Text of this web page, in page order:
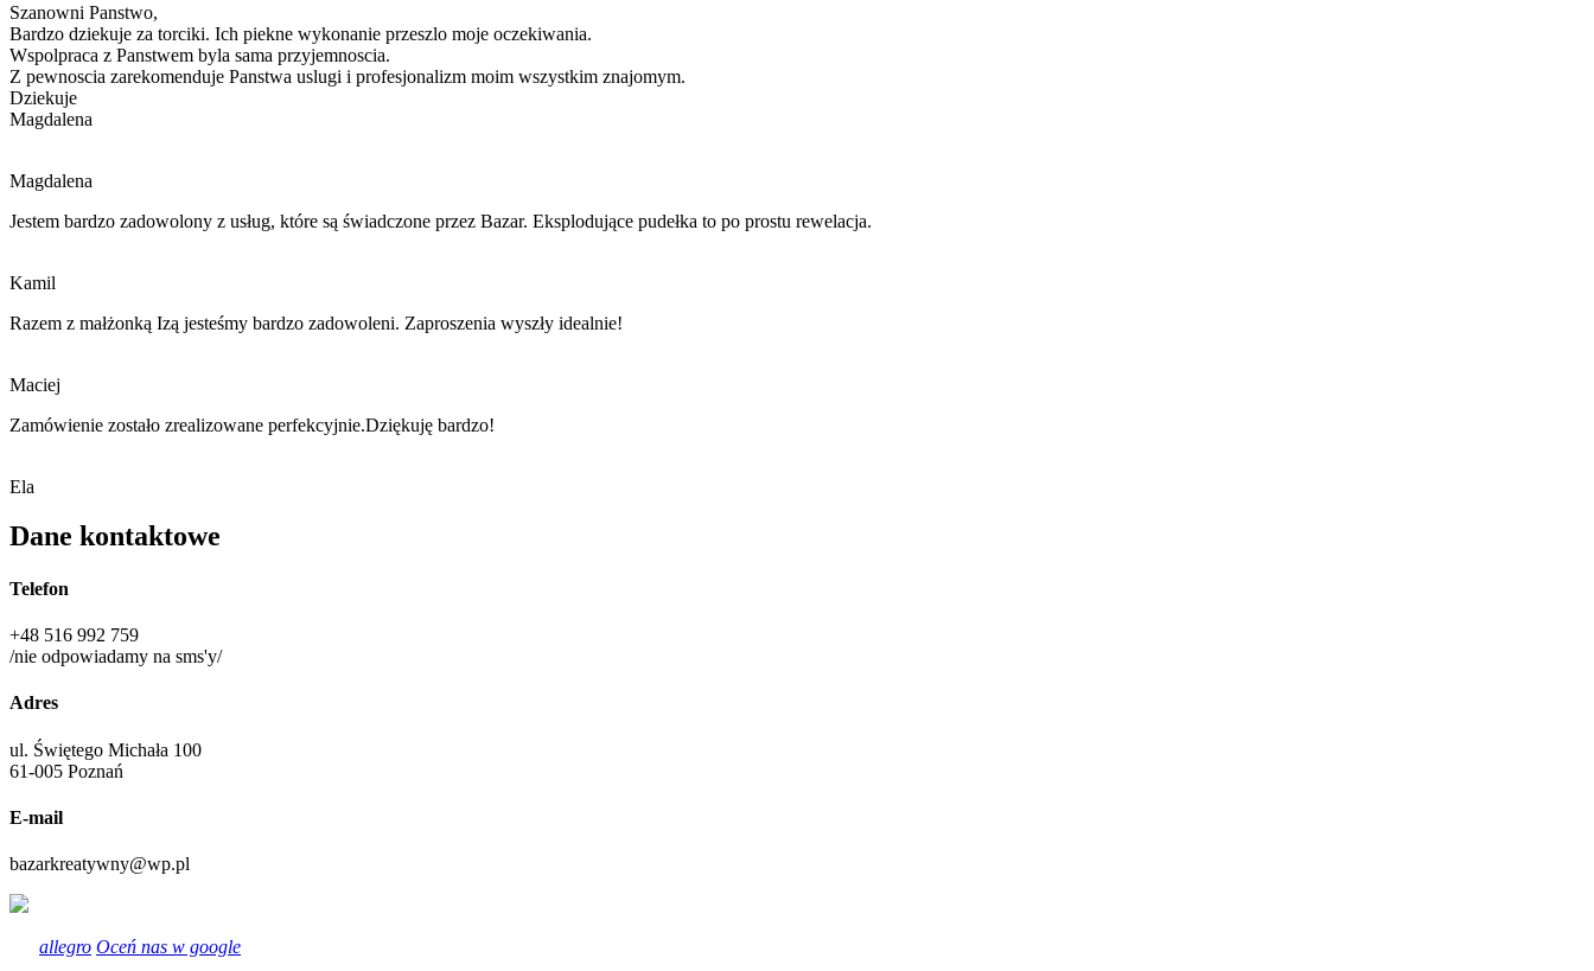
Szanowni Panstwo,
Bardzo dziekuje za torciki. Ich piekne wykonanie przeszlo moje oczekiwania.
Wspolpraca z Panstwem byla sama przyjemnoscia.
Z pewnoscia zarekomenduje Panstwa uslugi i profesjonalizm moim wszystkim znajomym.
Dziekuje
Magdalena
Magdalena
Jestem bardzo zadowolony z usług, które są świadczone przez Bazar. Eksplodujące pudełka to po prostu rewelacja.
Kamil
Razem z małżonką Izą jesteśmy bardzo zadowoleni. Zaproszenia wyszły idealnie!
Maciej
Zamówienie zostało zrealizowane perfekcyjnie.Dziękuję bardzo!
Ela
Dane kontaktowe
Telefon
+48 516 992 759
/nie odpowiadamy na sms'y/
Adres
ul. Świętego Michała 100
61-005 Poznań
E-mail
bazarkreatywny@wp.pl
allegro Oceń nas w google